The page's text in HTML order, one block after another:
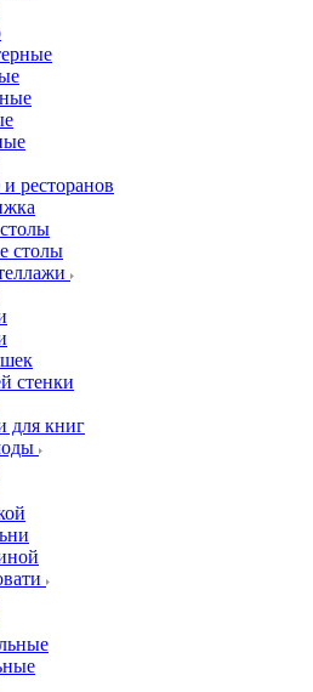
ресторанов
столы
стенки
для книг